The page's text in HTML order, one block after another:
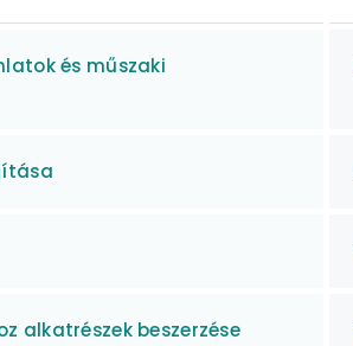
és műszaki
alkatrészek beszerzése